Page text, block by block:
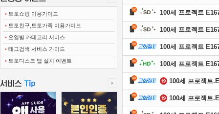
• 토토쇼핑 이용가이드
• 토토친구,토토가족 이용가이드
• 요일별 카테고리 서비스
• 태그검색 서비스 가이드
• 토토디스크 앱 설치 이벤트
100세 프로젝트
100세 프로젝트
100세 프로젝트
100세 프로젝트
100세 프로젝트
100세 프로젝트